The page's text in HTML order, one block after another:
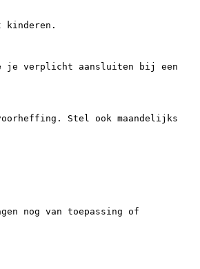
kinderen.
je verplicht aansluiten bij een
Stel ook maandelijks
nog van toepassing of